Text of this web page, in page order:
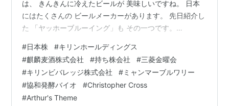
は、 きんきんに冷えたビールが 美味しいですね。 日本
にはたくさんの ビールメーカーがあります。 先日紹介し
た 「ヤッホーブルーイング」も その一つです。
・アサヒビール ・キリンビール ・サッポロビール ・サ
ントリーの4社の主要ビールメーカーで製造されていま
す。 サントリーは非上場企業のため、 一般の方は、 株
を購入することができません。 株を購入できるのは、 ・
アサヒビール ・キリンビール ・サッポロビール の…
#日本株 #キリンホールディングス
#麒麟麦酒株式会社 #持ち株会社 #三菱金曜会
#キリンビバレッジ株式会社 #ミャンマーブルワリー
#協和発酵バイオ #Christopher Cross
#Arthur's Theme